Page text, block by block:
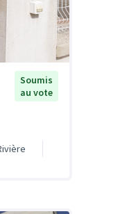
Soumis
au vote